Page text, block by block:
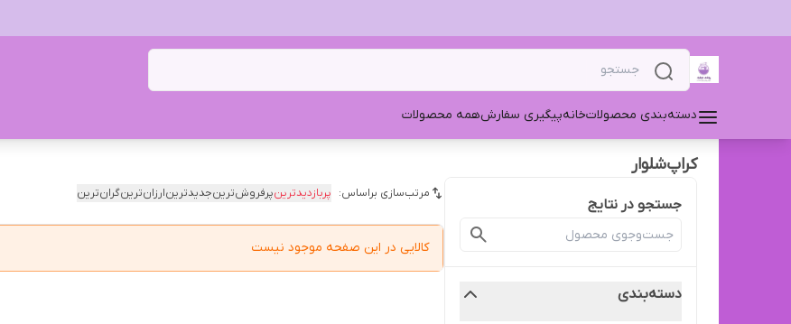
دسته‌بندی محصولاتخانهپیگیری سفارشهمه محصولات
کراپ‌‌شلوار
جستجو در نتایج
دسته‌بندی
مرتب‌سازی براساس: پربازدیدترینپرفروش‌ترینجدیدترینارزان‌ترینگران‌ترین
کالایی در این صفحه موجود نیست